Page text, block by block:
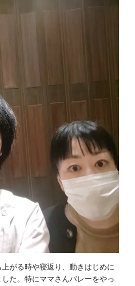
がる時や寝返り、動きはじめに
た。特にママさんバレーをやっ